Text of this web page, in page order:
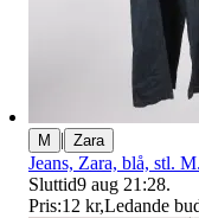
M | Zara
Jeans, Zara, blå, stl. M.
Sluttid9 aug 21:28.
Pris:12 kr,Ledande